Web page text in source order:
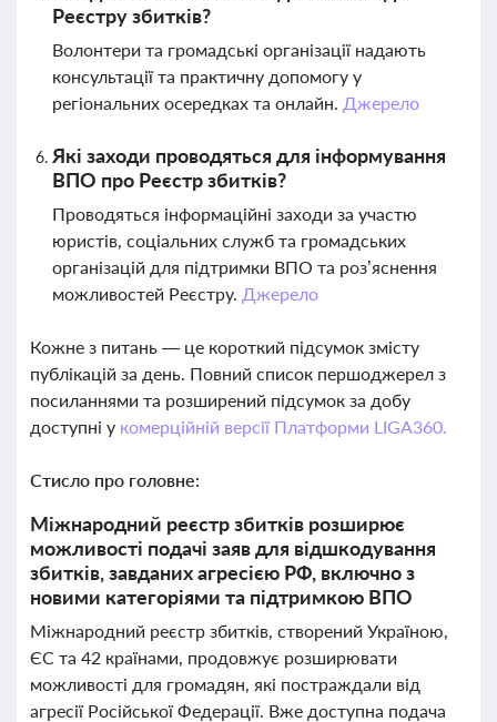
Реєстру збитків?
Волонтери та громадські організації надають
консультації та практичну допомогу у
регіональних осередках та онлайн. Джерело
Які заходи проводяться для інформування
ВПО про Реєстр збитків?
Проводяться інформаційні заходи за участю
юристів, соціальних служб та громадських
організацій для підтримки ВПО та роз’яснення
можливостей Реєстру. Джерело
Кожне з питань — це короткий підсумок змісту
публікацій за день. Повний список першоджерел з
посиланнями та розширений підсумок за добу
доступні у комерційній версії Платформи LIGA360.
Стисло про головне:
Міжнародний реєстр збитків розширює
можливості подачі заяв для відшкодування
збитків, завданих агресією РФ, включно з
новими категоріями та підтримкою ВПО
Міжнародний реєстр збитків, створений Україною,
ЄС та 42 країнами, продовжує розширювати
можливості для громадян, які постраждали від
агресії Російської Федерації. Вже доступна подача